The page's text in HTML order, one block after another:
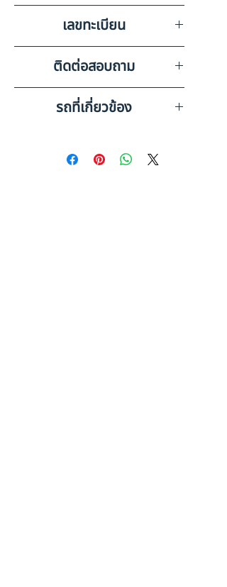
บริษัท สหเครน อ๊อกชั่น จำกัด
อยุธยา
เลขทะเบียน
71-7972 พระนครศรีอยุธยา
ติดต่อสอบถาม
เบอร์ติดต่อฝ่ายขาย 098-253-
5968 หรือ 061-386-4375
รถที่เกี่ยวข้อง
PL24-6610771